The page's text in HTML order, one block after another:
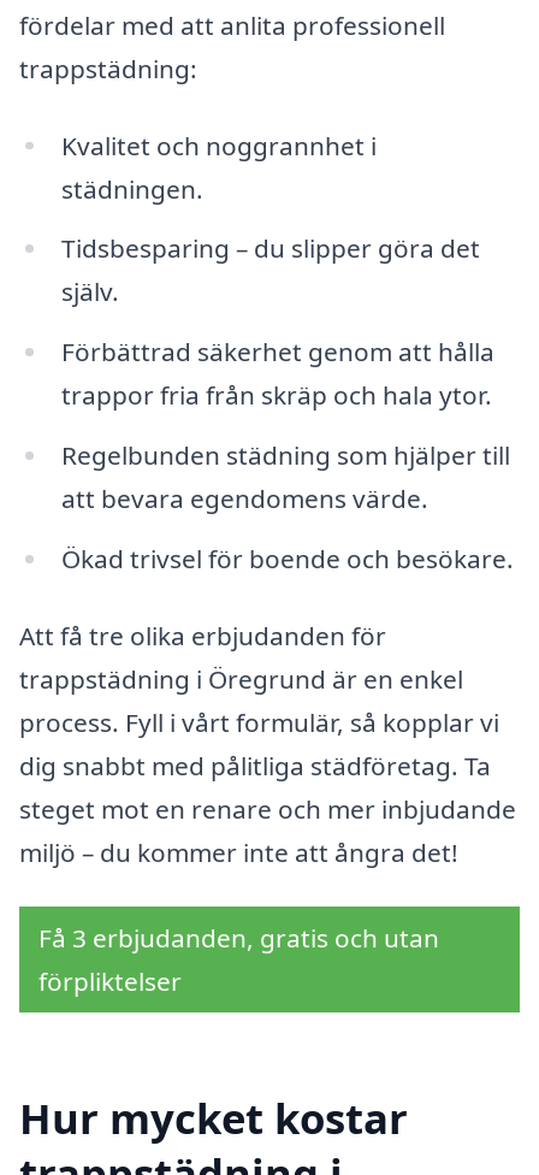
fördelar med att anlita professionell
trappstädning:
Kvalitet och noggrannhet i
städningen.
Tidsbesparing – du slipper göra det
själv.
Förbättrad säkerhet genom att hålla
trappor fria från skräp och hala ytor.
Regelbunden städning som hjälper till
att bevara egendomens värde.
Ökad trivsel för boende och besökare.
Att få tre olika erbjudanden för
trappstädning i Öregrund är en enkel
process. Fyll i vårt formulär, så kopplar vi
dig snabbt med pålitliga städföretag. Ta
steget mot en renare och mer inbjudande
miljö – du kommer inte att ångra det!
Få 3 erbjudanden, gratis och utan
förpliktelser
Hur mycket kostar